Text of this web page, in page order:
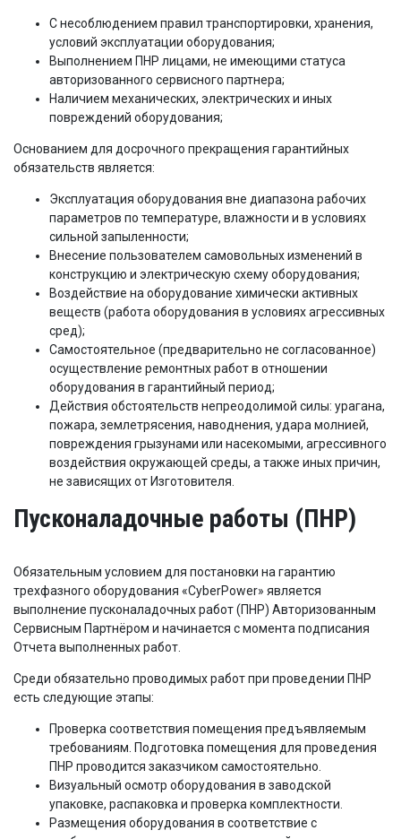
С несоблюдением правил транспортировки, хранения,
условий эксплуатации оборудования;
Выполнением ПНР лицами, не имеющими статуса
авторизованного сервисного партнера;
Наличием механических, электрических и иных
повреждений оборудования;
Основанием для досрочного прекращения гарантийных
обязательств является:
Эксплуатация оборудования вне диапазона рабочих
параметров по температуре, влажности и в условиях
сильной запыленности;
Внесение пользователем самовольных изменений в
конструкцию и электрическую схему оборудования;
Воздействие на оборудование химически активных
веществ (работа оборудования в условиях агрессивных
сред);
Самостоятельное (предварительно не согласованное)
осуществление ремонтных работ в отношении
оборудования в гарантийный период;
Действия обстоятельств непреодолимой силы: урагана,
пожара, землетрясения, наводнения, удара молнией,
повреждения грызунами или насекомыми, агрессивного
воздействия окружающей среды, а также иных причин,
не зависящих от Изготовителя.
Пусконаладочные работы (ПНР)
Обязательным условием для постановки на гарантию
трехфазного оборудования «CyberPower» является
выполнение пусконаладочных работ (ПНР) Авторизованным
Сервисным Партнёром и начинается с момента подписания
Отчета выполненных работ.
Среди обязательно проводимых работ при проведении ПНР
есть следующие этапы:
Проверка соответствия помещения предъявляемым
требованиям. Подготовка помещения для проведения
ПНР проводится заказчиком самостоятельно.
Визуальный осмотр оборудования в заводской
упаковке, распаковка и проверка комплектности.
Размещения оборудования в соответствие с